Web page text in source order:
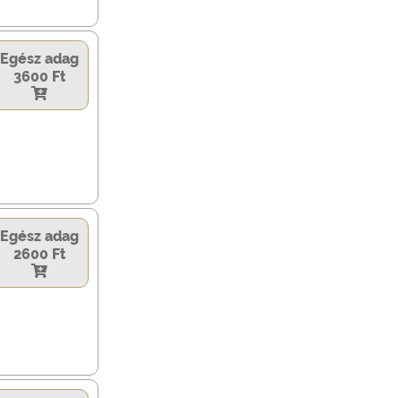
Egész adag
3600 Ft
Egész adag
2600 Ft